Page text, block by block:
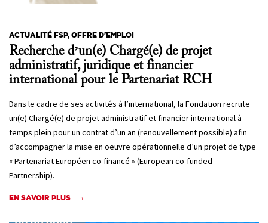
ACTUALITÉ FSP, OFFRE D'EMPLOI
Recherche d’un(e) Chargé(e) de projet
administratif, juridique et financier
international pour le Partenariat RCH
Dans le cadre de ses activités à l’international, la Fondation recrute
un(e) Chargé(e) de projet administratif et financier international à
temps plein pour un contrat d’un an (renouvellement possible) afin
d’accompagner la mise en oeuvre opérationnelle d’un projet de type
« Partenariat Européen co-financé » (European co-funded
Partnership).
EN SAVOIR PLUS